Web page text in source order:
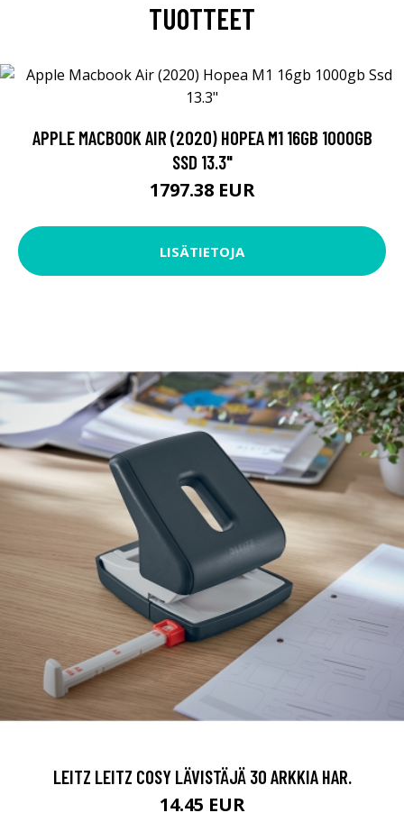
TUOTTEET
APPLE MACBOOK AIR (2020) HOPEA M1 16GB 1000GB
SSD 13.3"
1797.38 EUR
LISÄTIETOJA
LEITZ LEITZ COSY LÄVISTÄJÄ 30 ARKKIA HAR.
14.45 EUR